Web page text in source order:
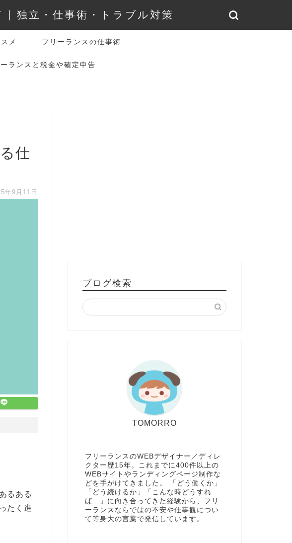
| 独立・仕事術・トラブル対策
メ フリーランスの仕事術
ランスと税金や確定申告
仕
年9月11日
るある
たく進
ブログ検索
TOMORRO
フリーランスのWEBデザイナー／ディレ
クター歴15年。これまでに400件以上の
WEBサイトやランディングページ制作な
どを手がけてきました。 「どう働くか」
「どう続けるか」「こんな時どうすれ
ば…」に向き合ってきた経験から、フリ
ーランスならではの不安や仕事観につい
て等身大の言葉で発信しています。